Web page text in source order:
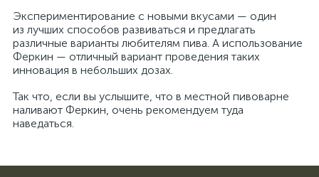
Экспериментирование с новыми вкусами — один
из лучших способов развиваться и предлагать
различные варианты любителям пива. А использование
Феркин — отличный вариант проведения таких
инновация в небольших дозах.
Так что, если вы услышите, что в местной пивоварне
наливают Феркин, очень рекомендуем туда
наведаться.